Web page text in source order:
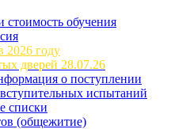
стоимость обучения
2026 году
дверей 28.07.26
о поступлении
испытаний
списки
(общежитие)